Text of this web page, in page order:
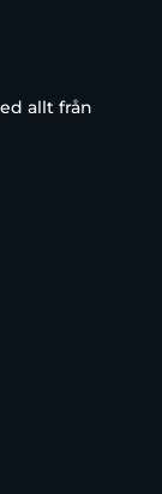
allt från